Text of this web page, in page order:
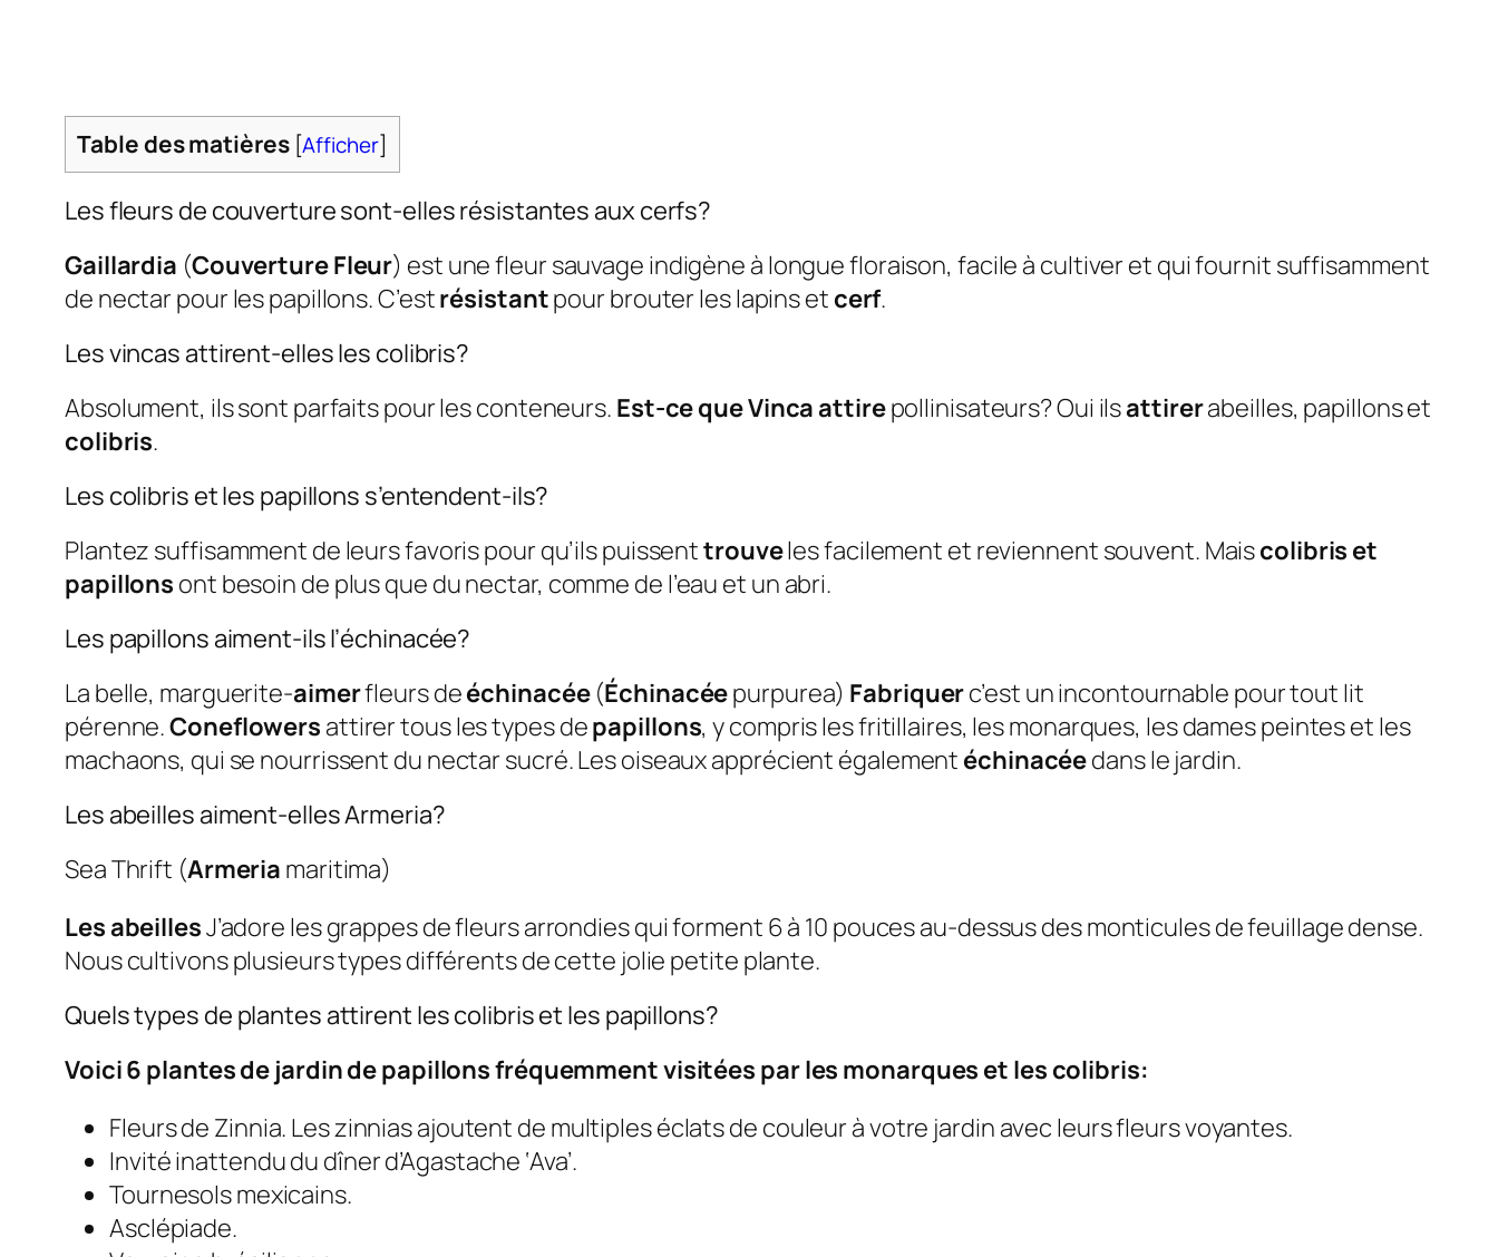
Table des matières [Afficher]
Les fleurs de couverture sont-elles résistantes aux cerfs?
Gaillardia (Couverture Fleur) est une fleur sauvage indigène à longue floraison, facile à cultiver et qui fournit suffisamment
de nectar pour les papillons. C’estrésistantpour brouter les lapins et cerf.
Les vincas attirent-elles les colibris?
Absolument, ils sont parfaits pour les conteneurs. Est-ce que Vinca attirepollinisateurs? Oui ilsattirerabeilles, papillons et
colibris.
Les colibris et les papillons s’entendent-ils?
Plantez suffisamment de leurs favoris pour qu’ils puissenttrouveles facilement et reviennent souvent. Maiscolibris et
papillons ont besoin de plus que du nectar, comme de l’eau et un abri.
Les papillons aiment-ils l’échinacée?
La belle, marguerite-aimerfleurs deéchinacée(Échinacéepurpurea) Fabriquerc’est un incontournable pour tout lit
pérenne.Coneflowers attirer tous les types depapillons, y compris les fritillaires, les monarques, les dames peintes et les
machaons, qui se nourrissent du nectar sucré. Les oiseaux apprécient également échinacéedans le jardin.
Les abeilles aiment-elles Armeria?
Sea Thrift (Armeria maritima)
Les abeillesJ’adore les grappes de fleurs arrondies qui forment 6 à 10 pouces au-dessus des monticules de feuillage dense.
Nous cultivons plusieurs types différents de cette jolie petite plante.
Quels types de plantes attirent les colibris et les papillons?
Voici 6 plantes de jardin de papillons fréquemment visitées par les monarques et les colibris:
Fleurs de Zinnia. Les zinnias ajoutent de multiples éclats de couleur à votre jardin avec leurs fleurs voyantes.
Invité inattendu du dîner d’Agastache ‘Ava’.
Tournesols mexicains.
Asclépiade.